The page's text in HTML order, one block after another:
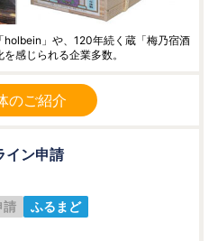
holbein」や、120年続く蔵「梅乃宿酒
感じられる企業多数。
のご紹介
イン申請
請
ふるまど